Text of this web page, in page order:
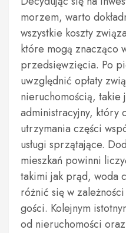
morzem, warto
wszystkie koszty
które mogą znacząco
przedsięwzięcia. Po
uwzględnić opłaty
nieruchomością, takie
administracyjny, który
utrzymania części
usługi sprzątające.
mieszkań powinni
takimi jak prąd, woda
różnić się w
gości. Kolejnym
od nieruchomości